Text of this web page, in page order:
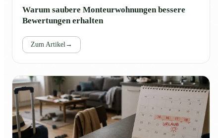
Warum saubere Monteurwohnungen bessere
Bewertungen erhalten
Zum Artikel→